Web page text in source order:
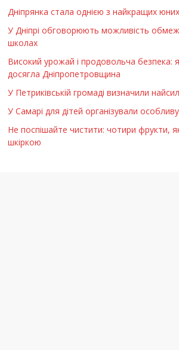
Дніпрянка стала однією з найкращих юних
У Дніпрі обговорюють можливість
школах
Високий урожай і продовольча безпека:
досягла Дніпропетровщина
У Петриківській громаді визначили
У Самарі для дітей організували особливу
Не поспішайте чистити: чотири фрукти,
шкіркою